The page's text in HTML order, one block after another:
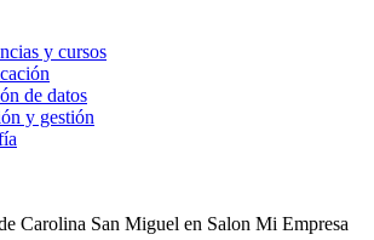
y cursos
de datos
y gestión
Carolina San Miguel en Salon Mi Empresa